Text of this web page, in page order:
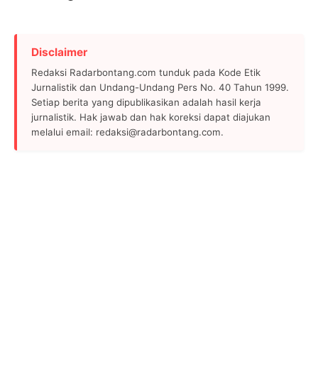
Disclaimer
Redaksi Radarbontang.com tunduk pada Kode Etik
Jurnalistik dan Undang-Undang Pers No. 40 Tahun 1999.
Setiap berita yang dipublikasikan adalah hasil kerja
jurnalistik. Hak jawab dan hak koreksi dapat diajukan
melalui email: redaksi@radarbontang.com.